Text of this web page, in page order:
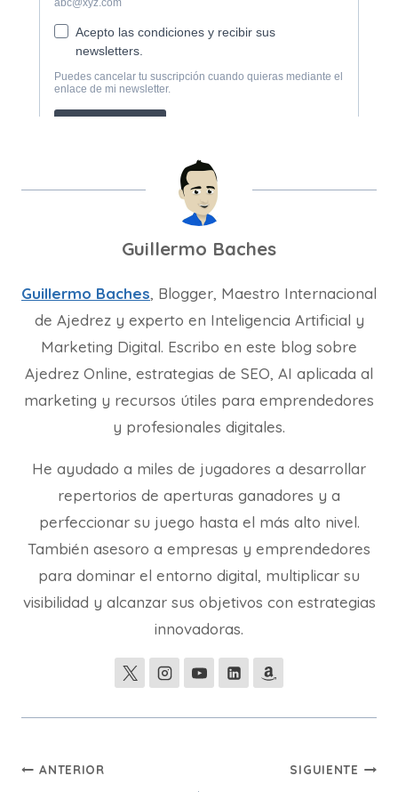
Guillermo Baches
Guillermo Baches, Blogger, Maestro Internacional
de Ajedrez y experto en Inteligencia Artificial y
Marketing Digital. Escribo en este blog sobre
Ajedrez Online, estrategias de SEO, AI aplicada al
marketing y recursos útiles para emprendedores
y profesionales digitales.
He ayudado a miles de jugadores a desarrollar
repertorios de aperturas ganadores y a
perfeccionar su juego hasta el más alto nivel.
También asesoro a empresas y emprendedores
para dominar el entorno digital, multiplicar su
visibilidad y alcanzar sus objetivos con estrategias
innovadoras.
Navegación
ANTERIOR SIGUIENTE